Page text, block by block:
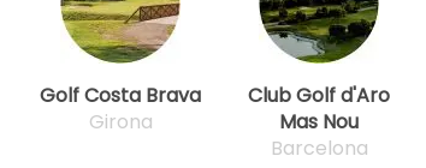
Golf Costa Brava
Girona
Club Golf d'Aro
Mas Nou
Barcelona